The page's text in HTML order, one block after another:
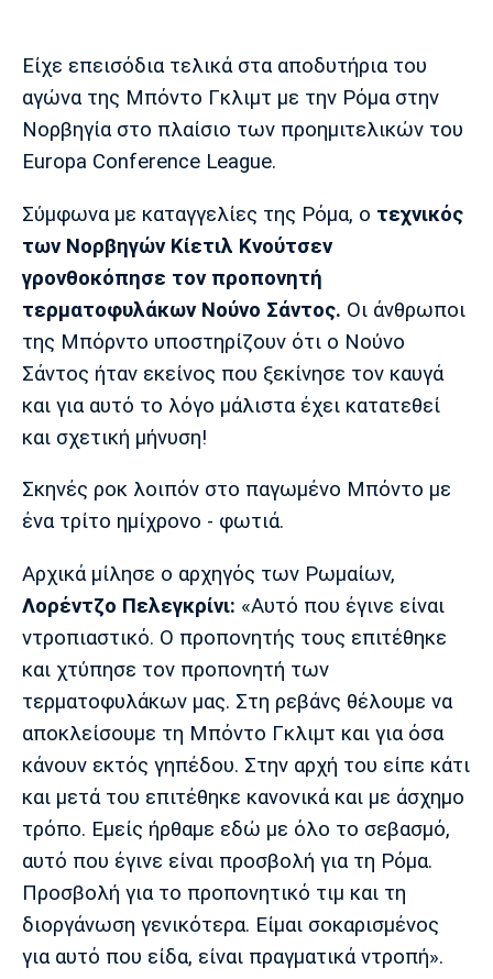
Πολιτισμός
Τραγούδια
Cine Spot
Running
Media
Παρασκήνιο
Πρόγραμμα TV
Ιωνικός Κηφισιά Πανσερραϊκός
Μπαρτσελόνα
Ρεάλ
Ατλέτικο
Μάντσεστερ
Γιουνάιτεντ
Τσέλσι Άρσεναλ
Λίβερπουλ
Μάντσεστερ
Σίτι
Γιουβέντους
Ίντερ
Μπορούσια
Ντόρτμουντ
Παρί Σεν
Ζερμέν
Μαρσέιγ
Μονακό
Ερυθρός
Αστέρας
Τότεναμ
Είχε επεισόδια τελικά στα αποδυτήρια του
αγώνα της Μπόντο Γκλιμτ με την Ρόμα στην
Νορβηγία στο πλαίσιο των προημιτελικών του
Europa Conference League.
Σύμφωνα με καταγγελίες της Ρόμα, ο τεχνικός
των Νορβηγών Κίετιλ Κνούτσεν
γρονθοκόπησε τον προπονητή
τερματοφυλάκων Νούνο Σάντος. Οι άνθρωποι
της Μπόρντο υποστηρίζουν ότι ο Νούνο
Σάντος ήταν εκείνος που ξεκίνησε τον καυγά
και για αυτό το λόγο μάλιστα έχει κατατεθεί
και σχετική μήνυση!
Σκηνές ροκ λοιπόν στο παγωμένο Μπόντο με
ένα τρίτο ημίχρονο - φωτιά.
Αρχικά μίλησε ο αρχηγός των Ρωμαίων,
Λορέντζο Πελεγκρίνι: «Αυτό που έγινε είναι
ντροπιαστικό. Ο προπονητής τους επιτέθηκε
και χτύπησε τον προπονητή των
τερματοφυλάκων μας. Στη ρεβάνς θέλουμε να
αποκλείσουμε τη Μπόντο Γκλιμτ και για όσα
κάνουν εκτός γηπέδου. Στην αρχή του είπε κάτι
και μετά του επιτέθηκε κανονικά και με άσχημο
τρόπο. Εμείς ήρθαμε εδώ με όλο το σεβασμό,
αυτό που έγινε είναι προσβολή για τη Ρόμα.
Προσβολή για το προπονητικό τιμ και τη
διοργάνωση γενικότερα. Είμαι σοκαρισμένος
για αυτό που είδα, είναι πραγματικά ντροπή».